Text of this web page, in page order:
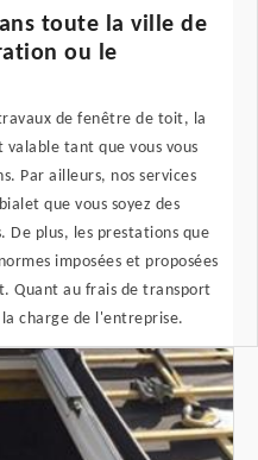
toute la ville de
ou le
de fenêtre de toit, la
tant que vous vous
Par ailleurs, nos services
que vous soyez des
De plus, les prestations que
imposées et proposées
Quant au frais de transport
charge de l'entreprise.